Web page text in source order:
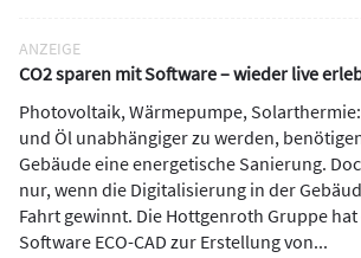
ANZEIGE
CO2 sparen mit Software – wieder live
Photovoltaik, Wärmepumpe, Solarthermie:
und Öl unabhängiger zu werden,
Gebäude eine energetische Sanierung.
nur, wenn die Digitalisierung in der
Fahrt gewinnt. Die Hottgenroth Gruppe
Software ECO-CAD zur Erstellung von...